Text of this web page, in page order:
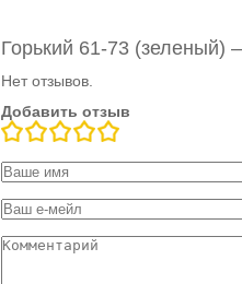
Горький 61-73 (зеленый)
Нет отзывов.
Добавить отзыв